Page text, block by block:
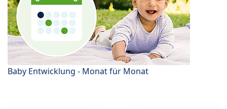
Baby Entwicklung - Monat für Monat